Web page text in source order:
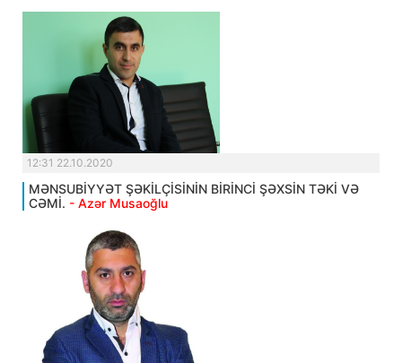
12:31 22.10.2020
MƏNSUBİYYƏT ŞƏKİLÇİSİNİN BİRİNCİ ŞƏXSİN TƏKİ VƏ
CƏMİ. - Azər Musaoğlu